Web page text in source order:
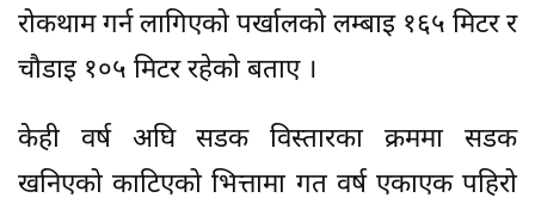
रोकथाम गर्न लागिएको पर्खालको लम्बाइ १६५ मिटर र
चौडाइ १०५ मिटर रहेको बताए ।
केही वर्ष अघि सडक विस्तारका क्रममा सडक
खनिएको काटिएको भित्तामा गत वर्ष एकाएक पहिरो